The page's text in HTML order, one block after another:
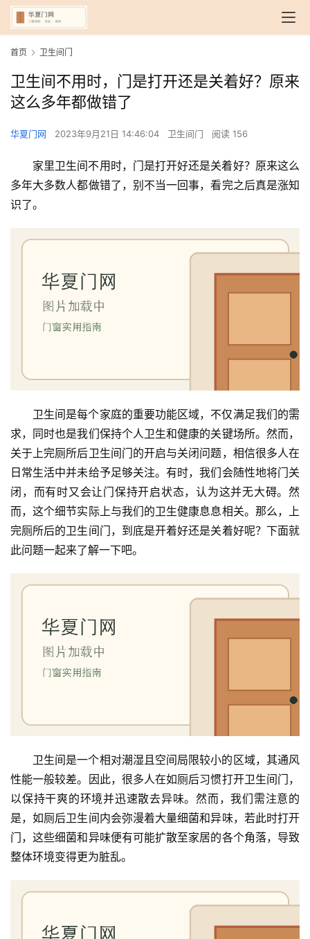
首页 卫生间门
卫生间不用时，门是打开还是关着好？原来
这么多年都做错了
华夏门网 2023年9月21日 14:46:04 卫生间门 阅读 156
家里卫生间不用时，门是打开好还是关着好？原来这么
多年大多数人都做错了，别不当一回事，看完之后真是涨知
识了。
卫生间是每个家庭的重要功能区域，不仅满足我们的需
求，同时也是我们保持个人卫生和健康的关键场所。然而，
关于上完厕所后卫生间门的开启与关闭问题，相信很多人在
日常生活中并未给予足够关注。有时，我们会随性地将门关
闭，而有时又会让门保持开启状态，认为这并无大碍。然
而，这个细节实际上与我们的卫生健康息息相关。那么，上
完厕所后的卫生间门，到底是开着好还是关着好呢？下面就
此问题一起来了解一下吧。
卫生间是一个相对潮湿且空间局限较小的区域，其通风
性能一般较差。因此，很多人在如厕后习惯打开卫生间门，
以保持干爽的环境并迅速散去异味。然而，我们需注意的
是，如厕后卫生间内会弥漫着大量细菌和异味，若此时打开
门，这些细菌和异味便有可能扩散至家居的各个角落，导致
整体环境变得更为脏乱。